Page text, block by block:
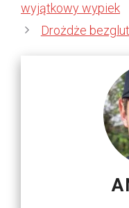
wyjątkowy wypiek
Drożdże